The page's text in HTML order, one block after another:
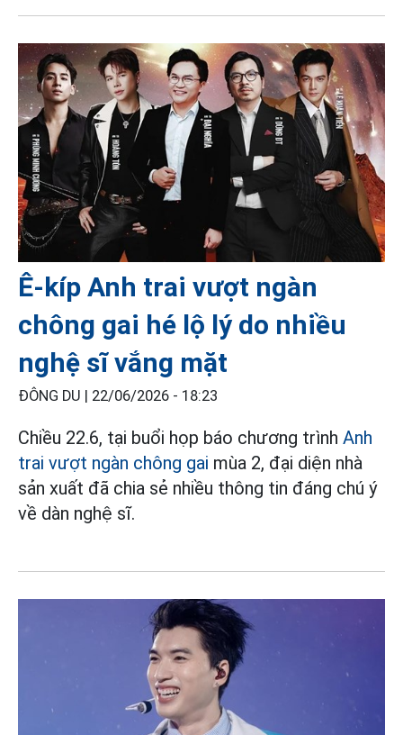
Ê-kíp Anh trai vượt ngàn
chông gai hé lộ lý do nhiều
nghệ sĩ vắng mặt
ĐÔNG DU | 22/06/2026 - 18:23
Chiều 22.6, tại buổi họp báo chương trình Anh
trai vượt ngàn chông gai mùa 2, đại diện nhà
sản xuất đã chia sẻ nhiều thông tin đáng chú ý
về dàn nghệ sĩ.